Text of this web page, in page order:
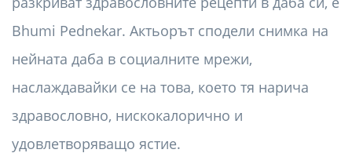
Bhumi Pednekar. Актьорът сподели снимка на
нейната даба в социалните мрежи,
наслаждавайки се на това, което тя нарича
здравословно, нискокалорично и
удовлетворяващо ястие.